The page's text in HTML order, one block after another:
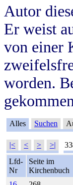
Autor
Er weist
von einer
worden.
Alles Suchen
|< < > >|
Lfd-
Nr
Seite im
Kirchenbuch